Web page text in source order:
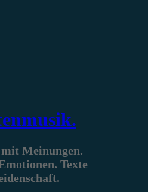
Meinungen.
Texte